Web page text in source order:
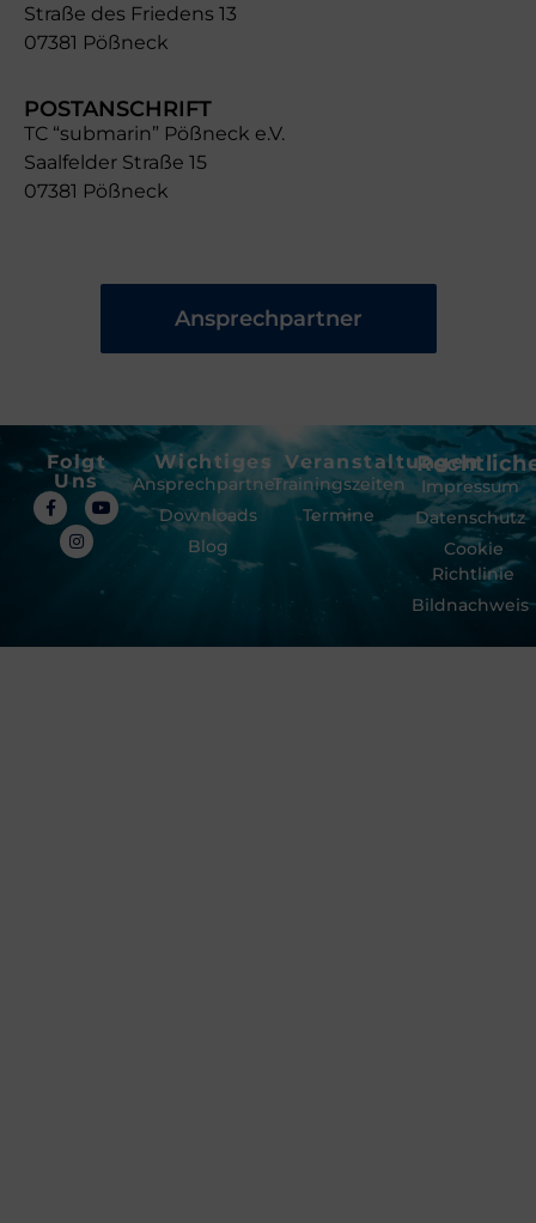
Straße des Friedens 13
07381 Pößneck
POSTANSCHRIFT
TC “submarin” Pößneck e.V.
Saalfelder Straße 15
07381 Pößneck
Ansprechpartner
Folgt
Uns
Wichtiges
Ansprechpartner
Downloads
Blog
Veranstaltungen
Trainingszeiten
Termine
Impressum
Datenschutz
Cookie
Richtlinie
Bildnachweis